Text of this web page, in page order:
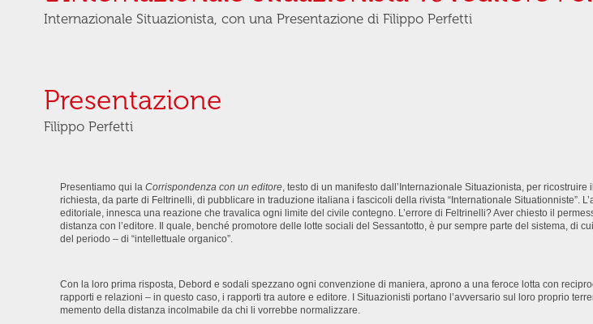
Internazionale Situazionista, con una Presentazione di Filippo Perfetti
Presentazione
Filippo Perfetti
Presentiamo qui la Corrispondenza con un editore, testo di un manifesto dall’Internazionale Situazionista, per
richiesta, da parte di Feltrinelli, di pubblicare in traduzione italiana i fascicoli della rivista “Internationale Situationniste”.
editoriale, innesca una reazione che travalica ogni limite del civile contegno. L’errore di Feltrinelli? Aver chiesto il
distanza con l’editore. Il quale, benché promotore delle lotte sociali del Sessantotto, è pur sempre parte del sistema, di
del periodo – di “intellettuale organico”.
Con la loro prima risposta, Debord e sodali spezzano ogni convenzione di maniera, aprono a una feroce lotta con
rapporti e relazioni – in questo caso, i rapporti tra autore e editore. I Situazionisti portano l’avversario sul loro proprio
memento della distanza incolmabile da chi li vorrebbe normalizzare.